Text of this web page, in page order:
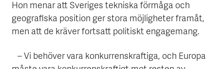
Hon menar att Sveriges tekniska förmåga och
geografiska position ger stora möjligheter framåt,
men att de kräver fortsatt politiskt engagemang.
– Vi behöver vara konkurrenskraftiga, och Europa